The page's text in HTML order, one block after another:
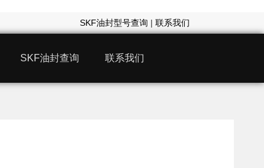
SKF油封型号查询 |联系我们
SKF油封查询 联系我们